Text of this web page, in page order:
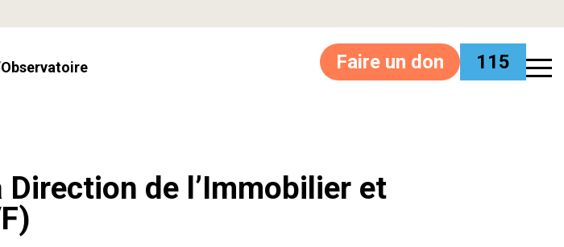
l’Observatoire Faire un don 115
de l’Immobilier et